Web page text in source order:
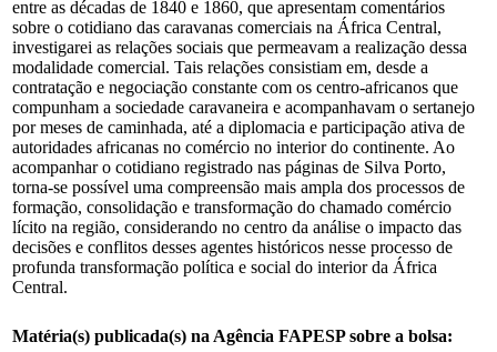
entre as décadas de 1840 e 1860, que apresentam comentários
sobre o cotidiano das caravanas comerciais na África Central,
investigarei as relações sociais que permeavam a realização dessa
modalidade comercial. Tais relações consistiam em, desde a
contratação e negociação constante com os centro-africanos que
compunham a sociedade caravaneira e acompanhavam o sertanejo
por meses de caminhada, até a diplomacia e participação ativa de
autoridades africanas no comércio no interior do continente. Ao
acompanhar o cotidiano registrado nas páginas de Silva Porto,
torna-se possível uma compreensão mais ampla dos processos de
formação, consolidação e transformação do chamado comércio
lícito na região, considerando no centro da análise o impacto das
decisões e conflitos desses agentes históricos nesse processo de
profunda transformação política e social do interior da África
Central.
Matéria(s) publicada(s) na Agência FAPESP sobre a bolsa: